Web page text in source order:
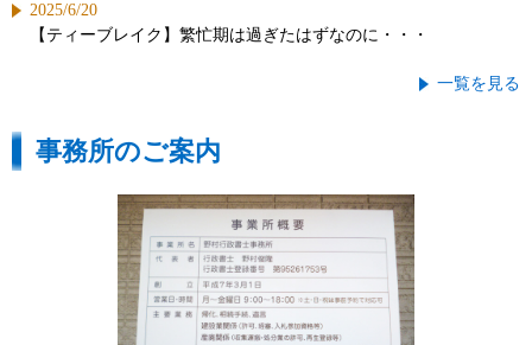
2025/6/20
【ティーブレイク】繁忙期は過ぎたはずなのに・・・
一覧を見る
事務所のご案内